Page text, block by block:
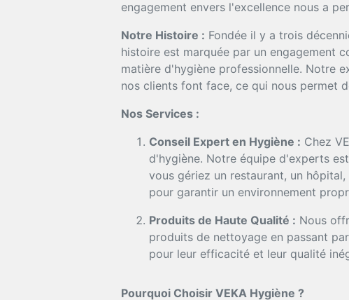
engagement envers l'excellence nous a
Notre Histoire : Fondée il y a trois
histoire est marquée par un engagement
matière d'hygiène professionnelle. Notre
nos clients font face, ce qui nous permet
Nos Services :
Conseil Expert en Hygiène : Chez
d'hygiène. Notre équipe d'experts
vous gériez un restaurant, un
pour garantir un environnement
Produits de Haute Qualité : Nous
produits de nettoyage en passant
pour leur efficacité et leur qualité
Pourquoi Choisir VEKA Hygiène ?